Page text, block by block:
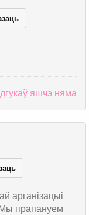
яшчэ няма
арганізацыі
Мы прапануем